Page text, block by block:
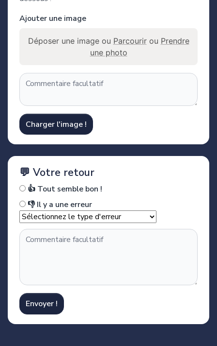
Ajouter une image
Déposer une image ou Parcourirou Prendre
une photo
Charger l'image !
💬 Votre retour
👍 Tout semble bon !
👎 Il y a une erreur
Envoyer !